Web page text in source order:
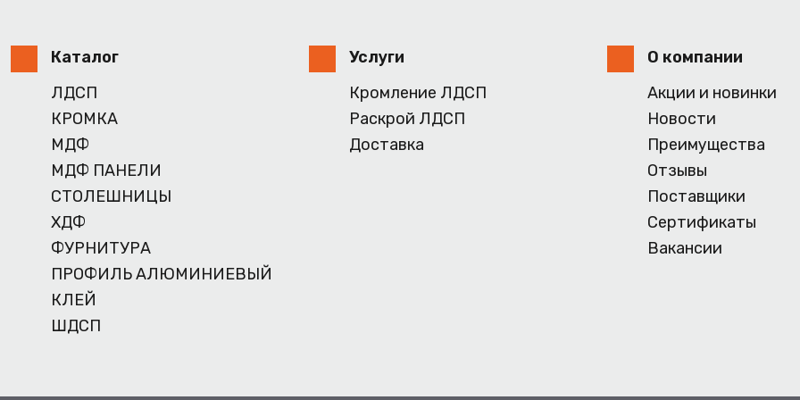
Каталог
ЛДСП
КРОМКА
МДФ
МДФ ПАНЕЛИ
СТОЛЕШНИЦЫ
ХДФ
ФУРНИТУРА
ПРОФИЛЬ АЛЮМИНИЕВЫЙ
КЛЕЙ
ШДСП
Услуги
Кромление ЛДСП
Раскрой ЛДСП
Доставка
О компании
Акции и новинки
Новости
Преимущества
Отзывы
Поставщики
Сертификаты
Вакансии